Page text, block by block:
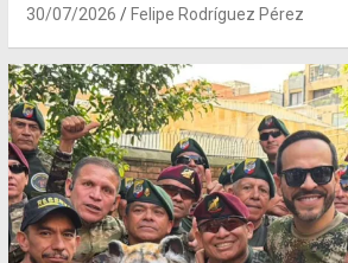
30/07/2026 Felipe Rodríguez Pérez